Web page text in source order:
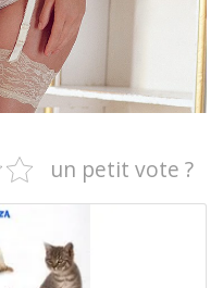
un petit vote ?